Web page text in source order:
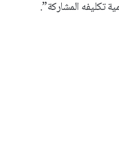
تكليفه المشاركة”.